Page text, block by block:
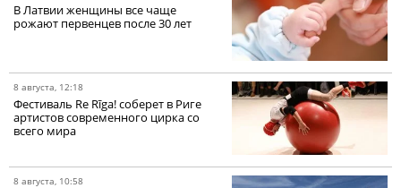
В Латвии женщины все чаще
рожают первенцев после 30 лет
8 августа, 12:18
Фестиваль Re Rīga! соберет в Риге
артистов современного цирка со
всего мира
8 августа, 10:58